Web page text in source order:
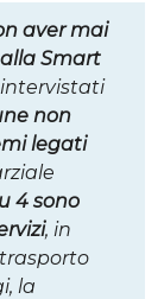
aver mai
Smart
intervistati
non
legati
4 sono
, in
la